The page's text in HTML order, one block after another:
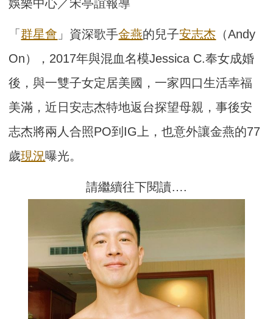
娛樂中心／宋亭誼報導
「 群星會 」資深歌手金燕的兒子安志杰 （Andy
On），2017年與混血名模Jessica C.奉女成婚
後，與一雙子女定居美國，一家四口生活幸福
美滿，近日安志杰特地返台探望母親，事後安
志杰將兩人合照PO到IG上，也意外讓金燕的77
歲現況曝光。
請繼續往下閱讀….